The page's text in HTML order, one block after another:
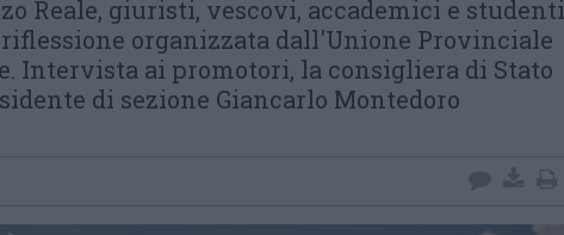
Reale, giuristi, vescovi, accademici e studenti
organizzata dall'Unione Provinciale
Intervista ai promotori, la consigliera di Stato
di sezione Giancarlo Montedoro